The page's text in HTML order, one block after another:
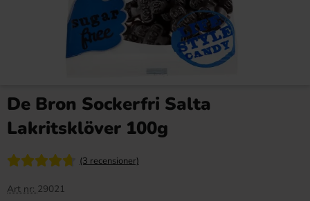
De Bron Sockerfri Salta
Lakritsklöver 100g
(3 recensioner)
Art nr: 29021